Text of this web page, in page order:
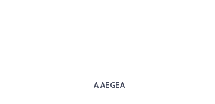
A AEGEA